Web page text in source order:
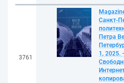
3761
Санкт-
Петра
1, 2025.